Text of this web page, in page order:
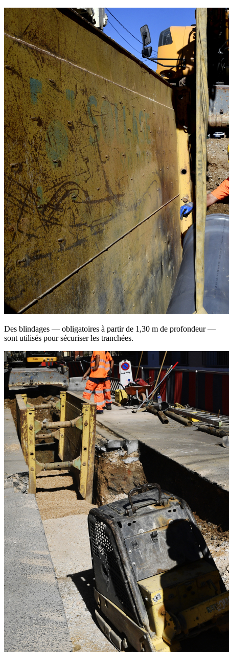
Des blindages — obligatoires à partir de 1,30 m de profondeur —
sont utilisés pour sécuriser les tranchées.